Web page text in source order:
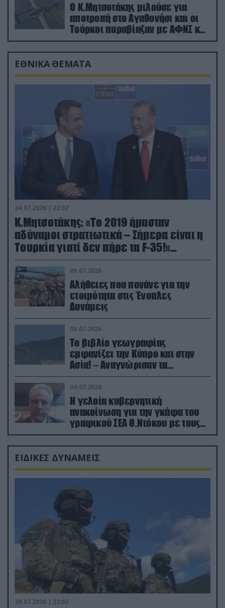
Ο Κ.Μητσοτάκης μιλούσε για
αποτροπή στο Αγαθονήσι και οι
Τούρκοι παραβίαζαν με ΑΦΝΣ και
drone
ΕΘΝΙΚΑ ΘΕΜΑΤΑ
24.07.2026 | 22:02
Κ.Μητσοτάκης: «Το 2019 ήμασταν
αδύναμοι στρατιωτικά – Σήμερα είναι η
Τουρκία γιατί δεν πήρε τα F-35!»
(βίντεο)
09.07.2026
Αλήθειες που πονάνε για την
ετοιμότητα στις Ένοπλες
Δυνάμεις
08.07.2026
Το βιβλίο γεωγραφίας
εμφανίζει την Κύπρο και στην
Ασία! – Αναγνώρισαν τα
κατεχόμενα; (φωτο)
04.07.2026
Η γελοία κυβερνητική
ανακοίνωση για την γκάφα του
γραφικού ΣΕΑ Θ.Ντόκου με τους
Ρώσους φαρσέρ
ΕΙΔΙΚΕΣ ΔΥΝΑΜΕΙΣ
29.07.2026 | 22:02